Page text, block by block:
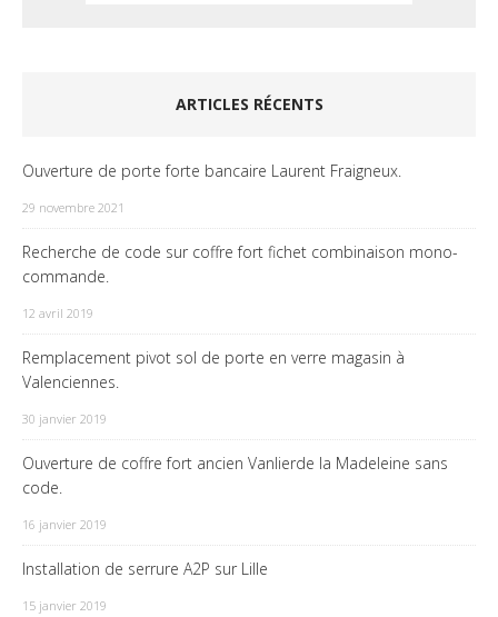
ARTICLES RÉCENTS
Ouverture de porte forte bancaire Laurent Fraigneux.
29 novembre 2021
Recherche de code sur coffre fort fichet combinaison mono-
commande.
12 avril 2019
Remplacement pivot sol de porte en verre magasin à
Valenciennes.
30 janvier 2019
Ouverture de coffre fort ancien Vanlierde la Madeleine sans
code.
16 janvier 2019
Installation de serrure A2P sur Lille
15 janvier 2019